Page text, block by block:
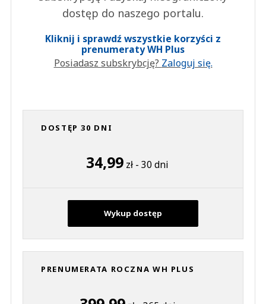
dostęp do naszego portalu.
Kliknij i sprawdź wszystkie korzyści z
prenumeraty WH Plus
Posiadasz subskrybcję? Zaloguj się.
DOSTĘP 30 DNI
34,99 zł - 30 dni
Wykup dostęp
PRENUMERATA ROCZNA WH PLUS